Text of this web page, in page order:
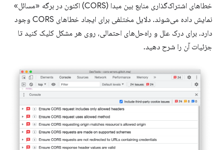
خطاهای اشتراک‌گذاری منابع بین مبدا (CORS) اکنون در برگه «مسائل»
نمایش داده می‌شوند. دلایل مختلفی برای ایجاد خطاهای CORS وجود
دارد. برای درک علل و راه‌حل‌های احتمالی، روی هر مشکل کلیک کنید تا
جزئیات آن را شرح دهید.